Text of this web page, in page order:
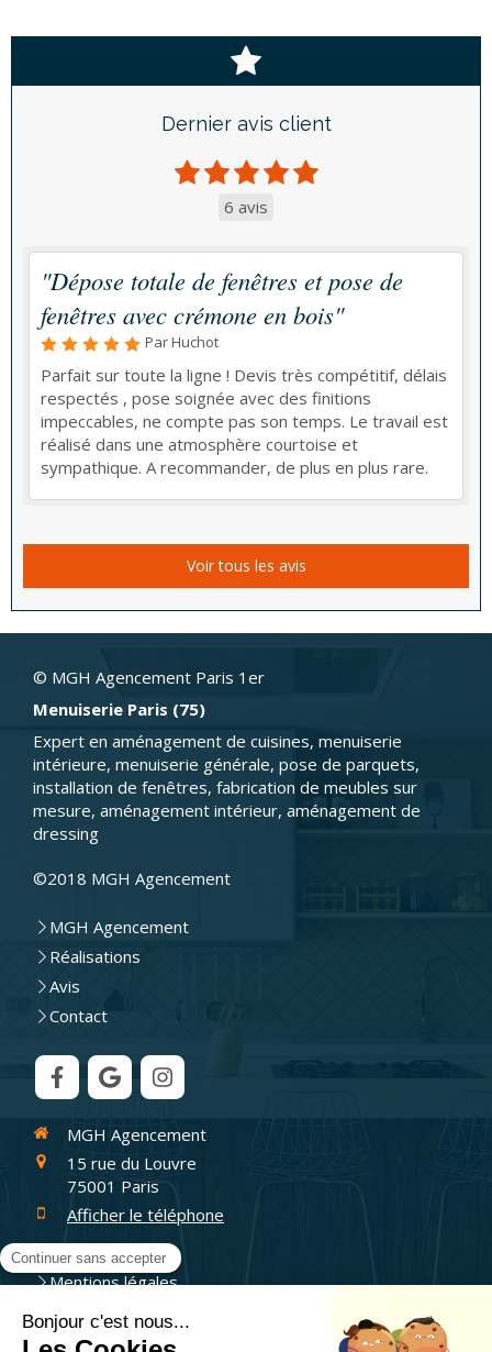
Dernier avis client
6 avis
"Dépose totale de fenêtres et pose de
fenêtres avec crémone en bois"
Par Huchot
Parfait sur toute la ligne ! Devis très compétitif, délais
respectés , pose soignée avec des finitions
impeccables, ne compte pas son temps. Le travail est
réalisé dans une atmosphère courtoise et
sympathique. A recommander, de plus en plus rare.
Voir tous les avis
© MGH Agencement Paris 1er
Menuiserie Paris (75)
Expert en aménagement de cuisines, menuiserie
intérieure, menuiserie générale, pose de parquets,
installation de fenêtres, fabrication de meubles sur
mesure, aménagement intérieur, aménagement de
dressing
©2018 MGH Agencement
MGH Agencement
Réalisations
Avis
Contact
MGH Agencement
15 rue du Louvre
75001 Paris
Afficher le téléphone
Plan du site
Mentions légales
Aménagement intérieur, aménagement de cuisine,
aménagement de dressing, fabrication de meuble sur